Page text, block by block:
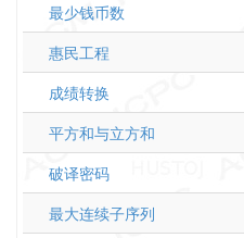
最少钱币数
惠民工程
成绩转换
平方和与立方和
破译密码
最大连续子序列